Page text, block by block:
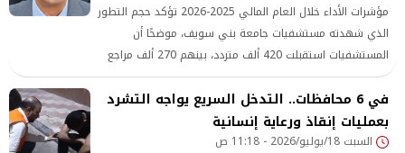
مؤشرات الأداء خلال العام المالي 2025-2026 تؤكد حجم التطور
الذي شهدته مستشفيات جامعة بني سويف، موضحًا أن
المستشفيات استقبلت 420 ألف متردد، بينهم 270 ألف مراجع
بالعيادات الخارجية، و150 ألف حالة بأقسام الاستقبال والطوارئ،
إلى جانب استقبال 34 ألف مريض بالأقسام الداخلية، و9500
حالة داخل وحدات العناية المركزة.
في 6 محافظات.. التدخل السريع يواجه التشرد
بعمليات إنقاذ ورعاية إنسانية
السبت 18/يوليو/2026 - 11:18 ص